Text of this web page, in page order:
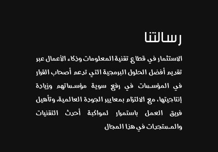
رسالتنا
الاستثمار في قطاع تقنية المعلومات وذكاء الأعمال عبر
تقديم أفضل الحلول البرمجية التي تدعم أصحاب القرار
في المؤسسات في رفع سوية مؤسساتهم وزيادة
إنتاجيتها، مع الالتزام بمعايير الجودة العالمية، وتأهيل
فريق العمل باستمرار لمواكبة أحدث التقنيات
والمستجدات في هذا المجال